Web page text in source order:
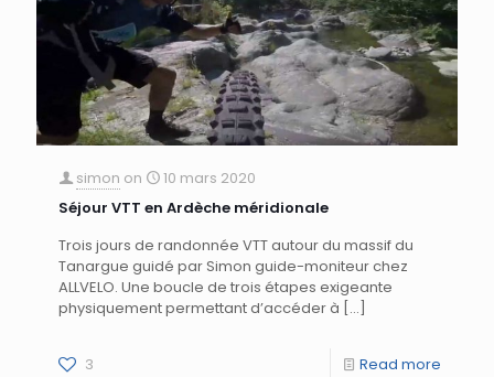
simon on
10 mars 2020
Séjour VTT en Ardèche méridionale
Trois jours de randonnée VTT autour du massif du
Tanargue guidé par Simon guide-moniteur chez
ALLVELO. Une boucle de trois étapes exigeante
physiquement permettant d’accéder à […]
3 Read more